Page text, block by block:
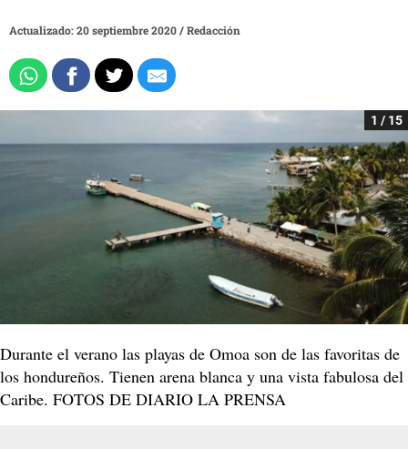
Actualizado: 20 septiembre 2020/Redacción
1 / 15
Durante el verano las playas de Omoa son de las favoritas de
los hondureños. Tienen arena blanca y una vista fabulosa del
Caribe. FOTOS DE DIARIO LA PRENSA